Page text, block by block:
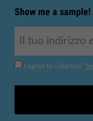
Show me a sample!
I agree to Liberties'